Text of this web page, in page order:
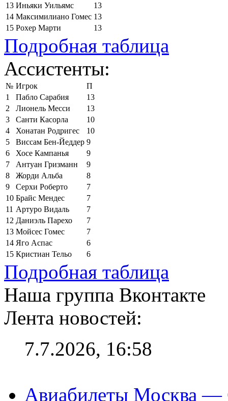
13 Иньяки Уильямс
13
14 Максимилиано Гомес 13
15 Рохер Марти 13
Подробная таблица
Ассистенты:
№ Игрок
П
1
Пабло Сарабия
13
2
Лионель Месси
13
3
Санти Касорла
10
4
Хонатан Родригес
10
5
Виссам Бен-Йеддер 9
6
Хосе Кампанья
9
7
Антуан Гризманн
9
8
Жорди Альба
8
9
Серхи Роберто
7
10 Брайс Мендес
7
11 Артуро Видаль
7
12 Даниэль Парехо
7
13 Мойсес Гомес
7
14 Яго Аспас
6
15 Кристиан Тельо 6
Подробная таблица
Наша группа Вконтакте
Лента новостей:
7.7.2026, 16:58
Авиабилеты Москва —